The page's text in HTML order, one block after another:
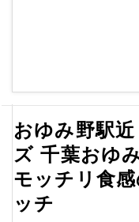
おゆみ野駅
ズ 千葉おゆ
モッチリ食
ッチ